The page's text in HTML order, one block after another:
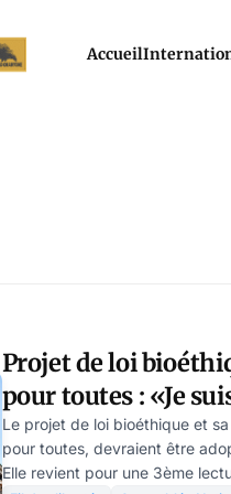
Accueil
Projet de loi
pour toutes : «Je
nom du père !»
Le projet de loi bioéthique et
pour toutes, devraient être
Elle revient pour une 3ème